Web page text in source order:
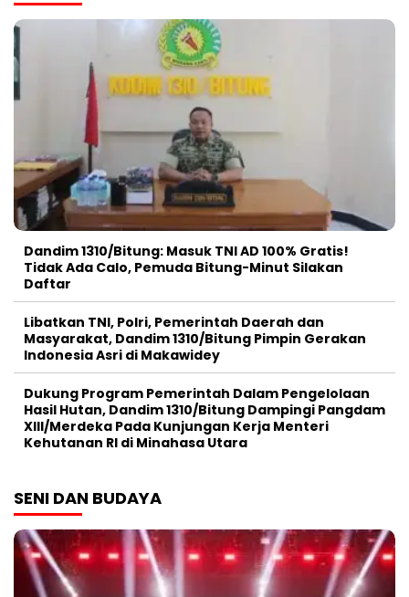
Dandim 1310/Bitung: Masuk TNI AD 100% Gratis!
Tidak Ada Calo, Pemuda Bitung-Minut Silakan
Daftar
Libatkan TNI, Polri, Pemerintah Daerah dan
Masyarakat, Dandim 1310/Bitung Pimpin Gerakan
Indonesia Asri di Makawidey
Dukung Program Pemerintah Dalam Pengelolaan
Hasil Hutan, Dandim 1310/Bitung Dampingi Pangdam
XIII/Merdeka Pada Kunjungan Kerja Menteri
Kehutanan RI di Minahasa Utara
SENI DAN BUDAYA